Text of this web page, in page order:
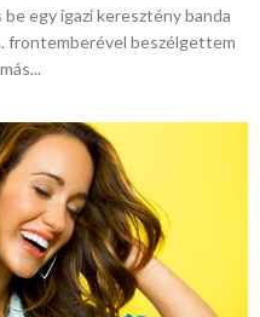
egy igazi keresztény banda
frontemberével beszélgettem